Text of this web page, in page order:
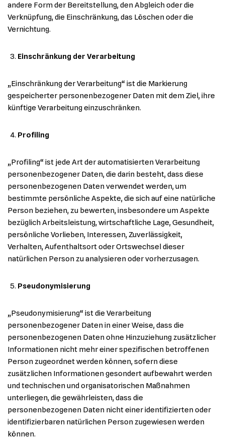
andere Form der Bereitstellung, den Abgleich oder die
Verknüpfung, die Einschränkung, das Löschen oder die
Vernichtung.
Einschränkung der Verarbeitung
„Einschränkung der Verarbeitung“ ist die Markierung
gespeicherter personenbezogener Daten mit dem Ziel, ihre
künftige Verarbeitung einzuschränken.
Profiling
„Profiling“ ist jede Art der automatisierten Verarbeitung
personenbezogener Daten, die darin besteht, dass diese
personenbezogenen Daten verwendet werden, um
bestimmte persönliche Aspekte, die sich auf eine natürliche
Person beziehen, zu bewerten, insbesondere um Aspekte
bezüglich Arbeitsleistung, wirtschaftliche Lage, Gesundheit,
persönliche Vorlieben, Interessen, Zuverlässigkeit,
Verhalten, Aufenthaltsort oder Ortswechsel dieser
natürlichen Person zu analysieren oder vorherzusagen.
Pseudonymisierung
„Pseudonymisierung“ ist die Verarbeitung
personenbezogener Daten in einer Weise, dass die
personenbezogenen Daten ohne Hinzuziehung zusätzlicher
Informationen nicht mehr einer spezifischen betroffenen
Person zugeordnet werden können, sofern diese
zusätzlichen Informationen gesondert aufbewahrt werden
und technischen und organisatorischen Maßnahmen
unterliegen, die gewährleisten, dass die
personenbezogenen Daten nicht einer identifizierten oder
identifizierbaren natürlichen Person zugewiesen werden
können.